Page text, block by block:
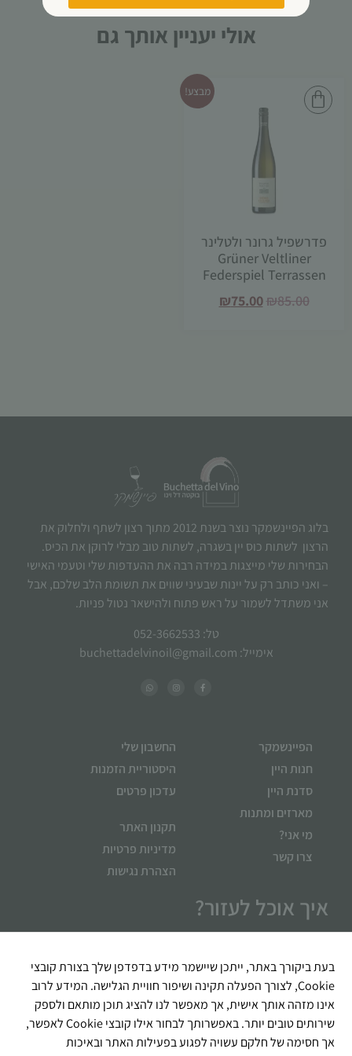
אולי יעניין אותך גם
מבצע!
פדרשפיל גרונר ולטלינר
Grüner Veltliner
Federspiel Terrassen
₪85.00
₪75.00
בלוג הפיינשמקר נוצר בשנת 2012 מתוך רצון לשתף ולחלוק את
הרצון לשתות כוס יין בשגרה, לשתות טוב מבלי לרוקן את הכיס.
הבחירות שלי מייצגות במידה רבה את ההעדפות שלי וטעמי האישי
– ואני כותב רק על יינות שבעיני שווים את תשומת הלב שלכם, אבל
אני משתדל לשמור על ראש פתוח ולהישאר נטול פניות.
טל: 052-3662533
אימייל: buchettadelvinoil@gmail.com
הפיינשמקר
חנות היין
סדנת היין
מארזים ומתנות
מי אני?
צרו קשר
החשבון שלי
היסטוריית הזמנות
עדכון פרטים
תקנון האתר
מדיניות פרטיות
הצהרת נגישות
איך אוכל לעזור?
בעת ביקורך באתר, ייתכן שיישמר מידע בדפדפן שלך בצורת קובצי
Cookie, לצורך הפעלה תקינה ושיפור חוויית הגלישה. המידע לרוב
אינו מזהה אותך אישית, אך מאפשר לנו להציג תוכן מותאם ולספק
שירותים טובים יותר. באפשרותך לבחור אילו קובצי Cookie לאפשר,
אך חסימה של חלקם עשויה לפגוע בפעילות האתר ובאיכות